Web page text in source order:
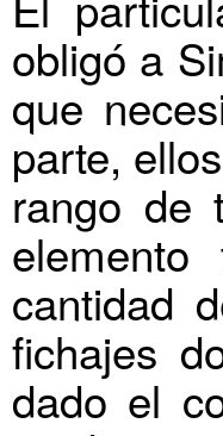
obligó a
que
parte,
rango de
cantidad
fichajes
dado el